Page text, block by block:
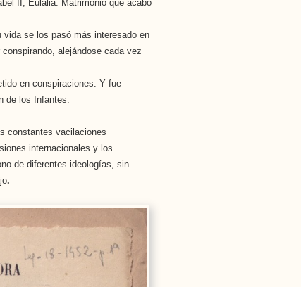
II, Eulalia. Matrimonio que acabó
se los pasó más interesado en
alejándose cada vez
en conspiraciones. Y fue
de los Infantes.
constantes vacilaciones
internacionales y los
de diferentes ideologías, sin
.